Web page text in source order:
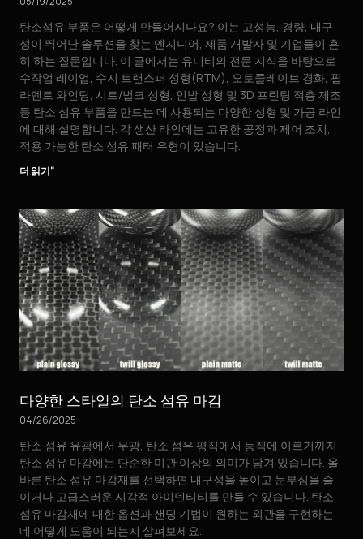
탄소섬유 부품은 어떻게 만들어지나요? 이는 고성능, 경량, 내구
성이 뛰어난 솔루션을 찾는 엔지니어, 제품 개발자 및 기업들이 흔
히 하는 질문입니다. 이 글에서는 유니티의 전문 지식을 바탕으로
수작업 레이업, 수지 트랜스퍼 성형(RTM), 오토클레이브 경화, 필
라멘트 와인딩, 시트/벌크 성형, 인발 성형 및 3D 프린팅 적층 제조
등 탄소 섬유 부품을 만드는 데 사용되는 다양한 성형 및 가공 라인
에 대해 설명합니다. 각 생산 라인에는 고유한 공정과 제어 조치,
적용 가능한 탄소 섬유 패터 유형이 있습니다.
더 읽기"
다양한 스타일의 탄소 섬유 마감
04/26/2025
탄소 섬유 유광에서 무광, 탄소 섬유 평직에서 능직에 이르기까지
탄소 섬유 마감에는 단순한 미관 이상의 의미가 담겨 있습니다. 올
바른 탄소 섬유 마감재를 선택하면 내구성을 높이고 눈부심을 줄
이거나 고급스러운 시각적 아이덴티티를 만들 수 있습니다. 탄소
섬유 마감재에 대한 옵션과 샌딩 기법이 원하는 외관을 구현하는
데 어떻게 도움이 되는지 살펴보세요.